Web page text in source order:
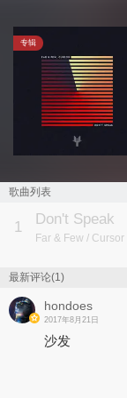
专辑
歌曲列表
1 Don't Speak
Far & Few / Cursor
最新评论(1)
hondoes
2017年8月21日
沙发